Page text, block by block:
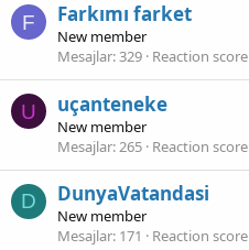
F Farkımı farket
New member
Mesajlar 329 Reaction score
U uçanteneke
New member
Mesajlar 265 Reaction score
D DunyaVatandasi
New member
Mesajlar 171 Reaction score